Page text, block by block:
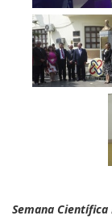
Semana Científica